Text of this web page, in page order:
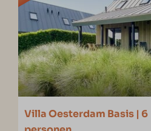
Villa Oesterdam Basis | 6